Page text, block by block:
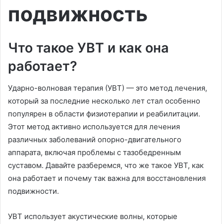
подвижность
Что такое УВТ и как она
работает?
Ударно-волновая терапия (УВТ) — это метод лечения,
который за последние несколько лет стал особенно
популярен в области физиотерапии и реабилитации.
Этот метод активно используется для лечения
различных заболеваний опорно-двигательного
аппарата, включая проблемы с тазобедренным
суставом. Давайте разберемся, что же такое УВТ, как
она работает и почему так важна для восстановления
подвижности.
УВТ использует акустические волны, которые